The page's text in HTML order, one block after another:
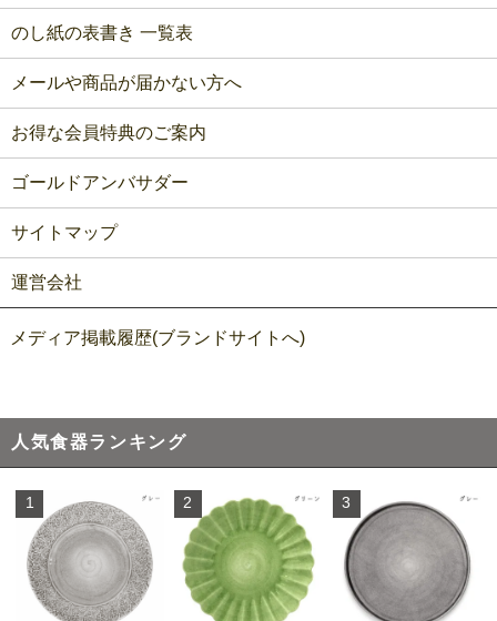
のし紙の表書き 一覧表
メールや商品が届かない方へ
お得な会員特典のご案内
ゴールドアンバサダー
サイトマップ
運営会社
メディア掲載履歴(ブランドサイトへ)
人気食器ランキング
1 2 3